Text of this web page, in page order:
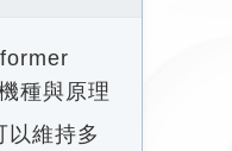
種與原理
以維持多